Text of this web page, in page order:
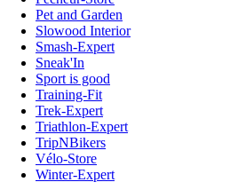
Pet and Garden
Slowood Interior
Smash-Expert
Sneak'In
Sport is good
Training-Fit
Trek-Expert
Triathlon-Expert
TripNBikers
Vélo-Store
Winter-Expert